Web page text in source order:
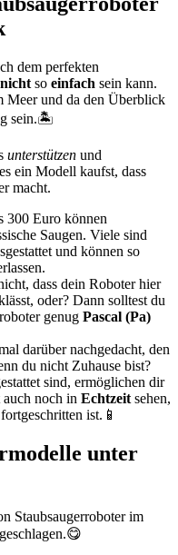
dem perfekten
nicht so einfach sein kann.
Meer und da den Überblick
sein.🏝️
unterstützen und
ein Modell kaufst, dass
macht.
300 Euro können
Saugen. Viele sind
und können so
dass dein Roboter hier
oder? Dann solltest du
genug Pascal (Pa)
darüber nachgedacht, den
du nicht Zuhause bist?
sind, ermöglichen dir
noch in Echtzeit sehen,
ist.📱
unter
Staubsaugerroboter im